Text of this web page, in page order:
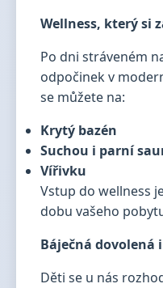
Wellness, který si
Po dni stráveném
odpočinek v
se můžete na:
Krytý bazén
Suchou i parní
Vířivku
Vstup do wellness
dobu vašeho
Báječná dovolená
Děti se u nás